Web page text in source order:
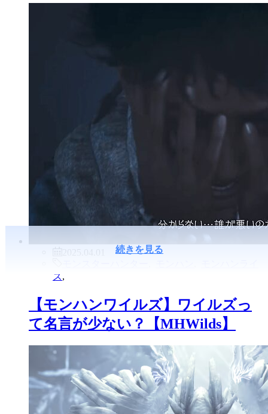
続きを見る
ズ
【モンハンワイルズ】ワイルズっ
て名言が少ない？【MHWilds】